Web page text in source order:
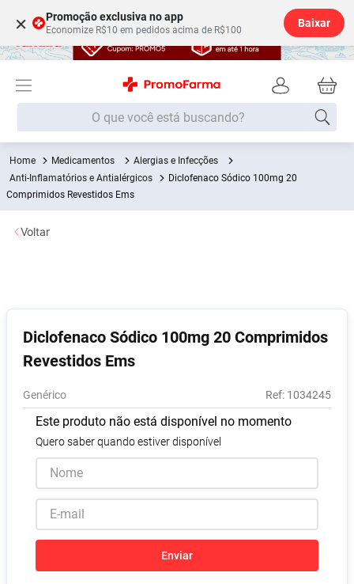
× Promoção exclusiva no app
Economize R$10 em pedidos acima de R$100
Baixar
O que você está buscando?
Medicamentos
Alergias e Infecções
Anti-Inflamatórios e Antialérgicos
Diclofenaco Sódico 100mg 20
Comprimidos Revestidos Ems
Diclofenaco Sódico 100mg 20 Comprimidos
Revestidos Ems
Genérico : 1034245
Este produto não está disponível no momento
Quero saber quando estiver disponível
Enviar
Voltar
Termos mais buscados
1º Fralda
9º
10º Lavitan